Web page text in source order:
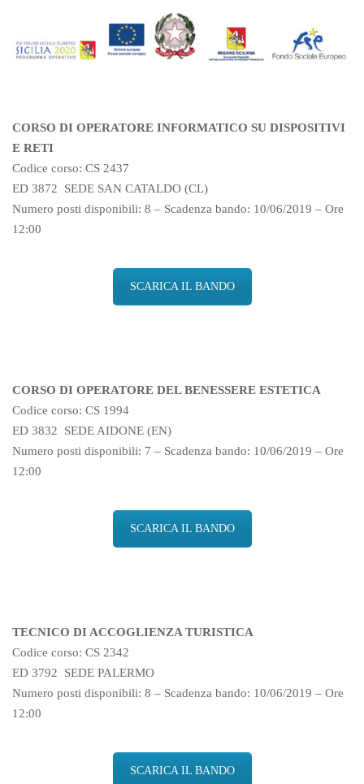
CORSO DI OPERATORE INFORMATICO SU DISPOSITIVI
E RETI
Codice corso: CS 2437
ED 3872 SEDE SAN CATALDO (CL)
Numero posti disponibili: 8 – Scadenza bando: 10/06/2019 – Ore
12:00
SCARICA IL BANDO
CORSO DI OPERATORE DEL BENESSERE ESTETICA
Codice corso: CS 1994
ED 3832 SEDE AIDONE (EN)
Numero posti disponibili: 7 – Scadenza bando: 10/06/2019 – Ore
12:00
SCARICA IL BANDO
TECNICO DI ACCOGLIENZA TURISTICA
Codice corso: CS 2342
ED 3792 SEDE PALERMO
Numero posti disponibili: 8 – Scadenza bando: 10/06/2019 – Ore
12:00
SCARICA IL BANDO